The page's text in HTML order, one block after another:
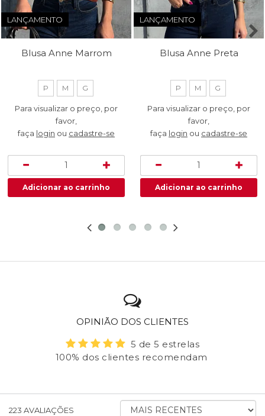
LANÇAMENTO
Blusa Anne Marrom
P M G
Para visualizar o preço, por
favor,
faça login ou cadastre-se
LANÇAMENTO
Blusa Anne Preta
P M G
Para visualizar o preço, por
favor,
faça login ou cadastre-se
OPINIÃO DOS CLIENTES
5 de 5 estrelas
100% dos clientes recomendam
223 AVALIAÇÕES
ORDENAR